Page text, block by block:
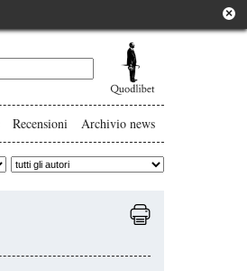
×
Recensioni Archivio news